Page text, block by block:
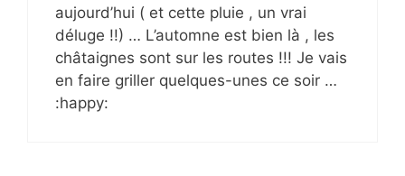
aujourd’hui ( et cette pluie , un vrai
déluge !!) … L’automne est bien là , les
châtaignes sont sur les routes !!! Je vais
en faire griller quelques-unes ce soir …
:happy: